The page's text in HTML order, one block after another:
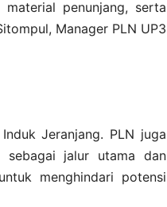
penunjang, serta
Manager PLN UP3
Jeranjang. PLN juga
sebagai jalur utama dan
menghindari potensi